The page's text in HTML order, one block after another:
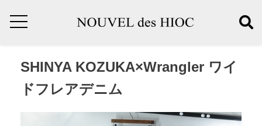
SHINYA KOZUKA×Wrangler ワイ
ドフレアデニム